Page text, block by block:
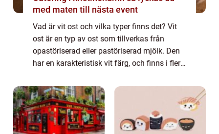
med maten till nästa event
Vad är vit ost och vilka typer finns det? Vit
ost är en typ av ost som tillverkas från
opastöriserad eller pastöriserad mjölk. Den
har en karakteristisk vit färg, och finns i flera
är fetaosten, som härs...